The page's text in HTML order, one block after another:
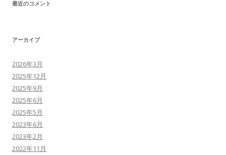
最近のコメント
アーカイブ
2026年3月
2025年12月
2025年9月
2025年6月
2025年5月
2023年6月
2023年2月
2022年11月